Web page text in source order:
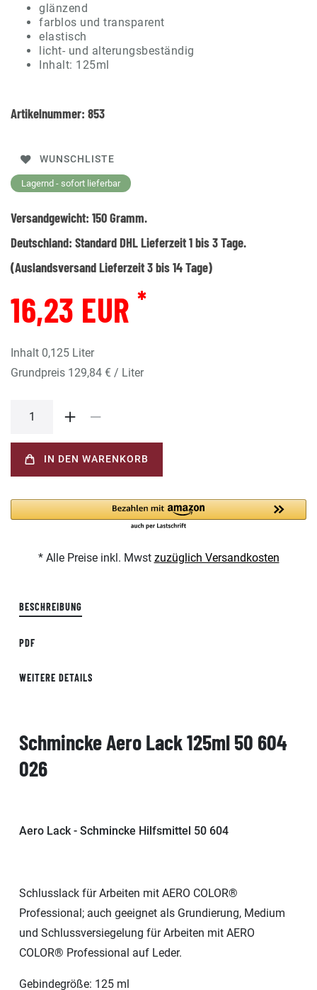
glänzend
farblos und transparent
elastisch
licht- und alterungsbeständig
Inhalt: 125ml
Artikelnummer: 853
WUNSCHLISTE
Lagernd - sofort lieferbar
Versandgewicht: 150Gramm.
Deutschland: Standard DHL Lieferzeit 1 bis 3 Tage.
(Auslandsversand Lieferzeit 3 bis 14 Tage)
16,23 EUR *
Inhalt 0,125 Liter
Grundpreis 129,84 € / Liter
IN DEN WARENKORB
* Alle Preise inkl. Mwst zuzüglich Versandkosten
BESCHREIBUNG
PDF
WEITERE DETAILS
Schmincke Aero Lack 125ml 50 604
026
Aero Lack - Schmincke Hilfsmittel 50 604
Schlusslack für Arbeiten mit AERO COLOR®
Professional; auch geeignet als Grundierung, Medium
und Schlussversiegelung für Arbeiten mit AERO
COLOR® Professional auf Leder.
Gebindegröße: 125 ml